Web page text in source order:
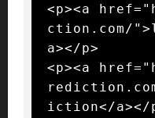
<p><a
ction.com/
a></p>
<p><a
iction</a></